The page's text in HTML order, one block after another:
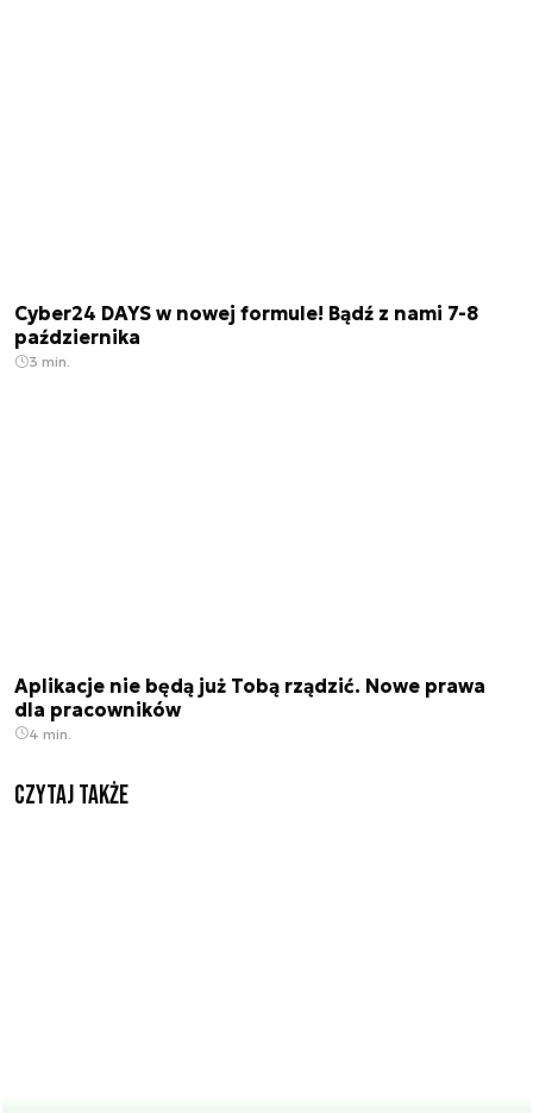
Cyber24 DAYS w nowej formule! Bądź z nami 7-8
października
3 min.
Aplikacje nie będą już Tobą rządzić. Nowe prawa
dla pracowników
4 min.
Czytaj także